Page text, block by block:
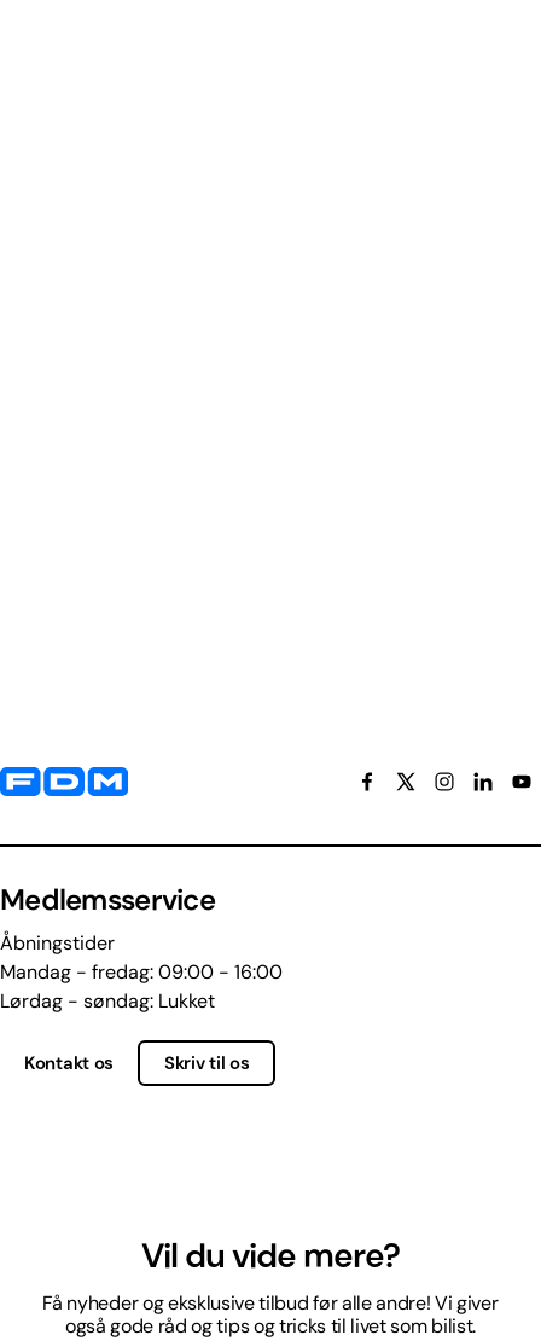
Yderligere information og kontaktoplysninger
Medlemsservice
Åbningstider
Mandag - fredag: 09:00 - 16:00
Lørdag - søndag: Lukket
Kontakt os Skriv til os
Vil du vide mere?
Få nyheder og eksklusive tilbud før alle andre! Vi giver
også gode råd og tips og tricks til livet som bilist.